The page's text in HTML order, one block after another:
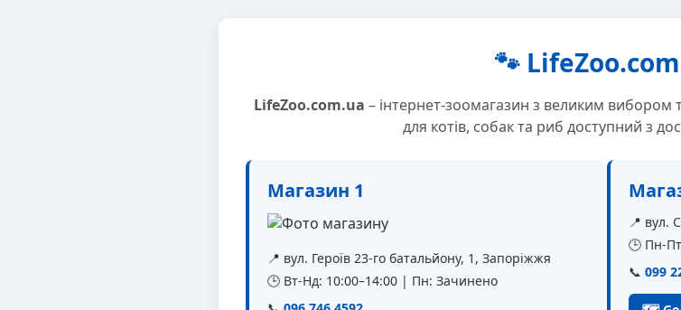
🐾
LifeZoo.com.ua – інтернет-зоомагазин з великим вибором
для котів, собак та риб доступний з
Магазин 1
📍 вул. Героїв 23-го батальйону, 1, Запоріжжя
🕒 Вт-Нд: 10:00–14:00 | Пн: Зачинено
📍 вул.
🕒 Пн-
📞 099